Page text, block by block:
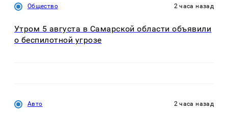
Общество 2 часа назад
Утром 5 августа в Самарской области объявили
о беспилотной угрозе
Авто 2 часа назад